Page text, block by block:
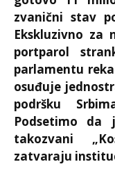
zvanični stav
Ekskluzivno za
portparol
parlamentu
osuđuje
podršku
Podsetimo
takozvani
zatvaraju